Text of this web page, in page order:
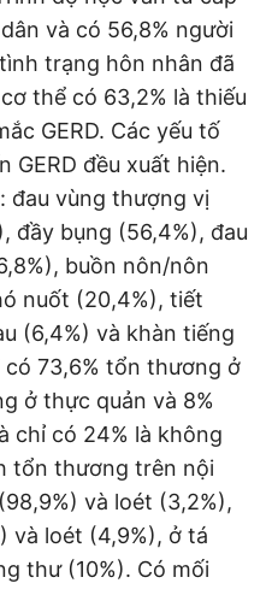
và có 56,8% người
trạng hôn nhân đã
thể có 63,2% là thiếu
GERD. Các yếu tố
GERD đều xuất hiện.
đau vùng thượng vị
đầy bụng (56,4%), đau
buồn nôn/nôn
nuốt (20,4%), tiết
(6,4%) và khàn tiếng
có 73,6% tổn thương ở
ở thực quản và 8%
chỉ có 24% là không
tổn thương trên nội
và loét (3,2%),
và loét (4,9%), ở tá
thư (10%). Có mối